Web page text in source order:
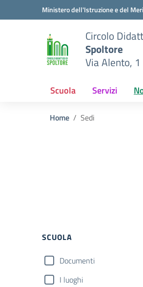
Vai ai contenuti
Vai al menu di navigazioneMinistero dell'Istruzione e del
Circolo
Spoltore
Via Alento,
Scuola Servizi
Home Sedi
Filtri
SCUOLA
Documenti
I luoghi